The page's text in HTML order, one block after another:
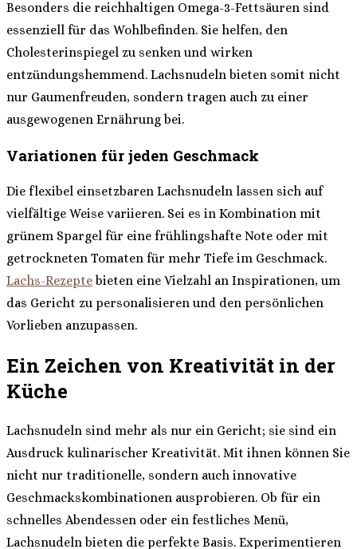
Besonders die reichhaltigen Omega-3-Fettsäuren sind
essenziell für das Wohlbefinden. Sie helfen, den
Cholesterinspiegel zu senken und wirken
entzündungshemmend. Lachsnudeln bieten somit nicht
nur Gaumenfreuden, sondern tragen auch zu einer
ausgewogenen Ernährung bei.
Variationen für jeden Geschmack
Die flexibel einsetzbaren Lachsnudeln lassen sich auf
vielfältige Weise variieren. Sei es in Kombination mit
grünem Spargel für eine frühlingshafte Note oder mit
getrockneten Tomaten für mehr Tiefe im Geschmack.
Lachs-Rezepte bieten eine Vielzahl an Inspirationen, um
das Gericht zu personalisieren und den persönlichen
Vorlieben anzupassen.
Ein Zeichen von Kreativität in der
Küche
Lachsnudeln sind mehr als nur ein Gericht; sie sind ein
Ausdruck kulinarischer Kreativität. Mit ihnen können Sie
nicht nur traditionelle, sondern auch innovative
Geschmackskombinationen ausprobieren. Ob für ein
schnelles Abendessen oder ein festliches Menü,
Lachsnudeln bieten die perfekte Basis. Experimentieren